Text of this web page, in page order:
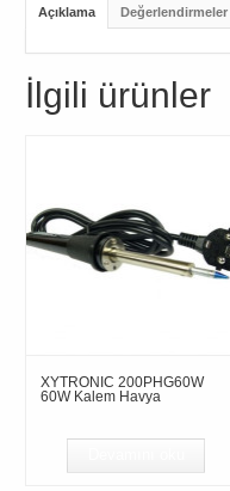
Açıklama Değerlendirmeler
İlgili ürünler
XYTRONIC 200PHG60W
60W Kalem Havya